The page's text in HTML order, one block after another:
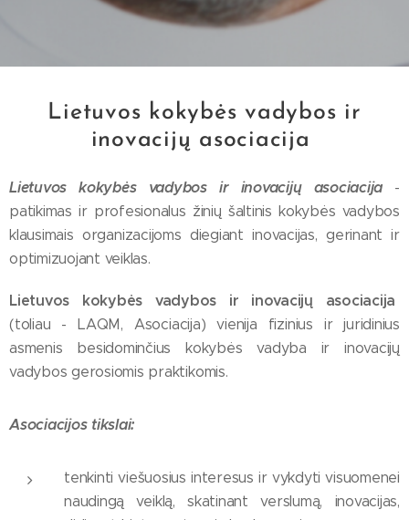
Lietuvos kokybės vadybos ir
inovacijų asociacija
Lietuvos kokybės vadybos ir inovacijų asociacija -
patikimas ir profesionalus žinių šaltinis kokybės vadybos
klausimais organizacijoms diegiant inovacijas, gerinant ir
optimizuojant veiklas.
Lietuvos kokybės vadybos ir inovacijų asociacija
(toliau - LAQM, Asociacija) vienija fizinius ir juridinius
asmenis besidominčius kokybės vadyba ir inovacijų
vadybos gerosiomis praktikomis.
Asociacijos tikslai:
tenkinti viešuosius interesus ir vykdyti visuomenei
naudingą veiklą, skatinant verslumą, inovacijas,